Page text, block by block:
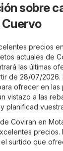
sobre
precios
actuales de
las últimas
de 28/07/2026.
ofrecer en las
vistazo a las
planificad
Coviran en
precios.
surtido que